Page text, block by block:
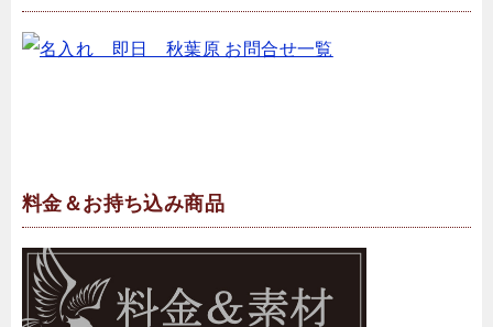
料金＆お持ち込み商品